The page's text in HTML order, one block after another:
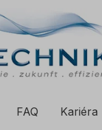
na hlavní navigaci
FAQ Kariéra